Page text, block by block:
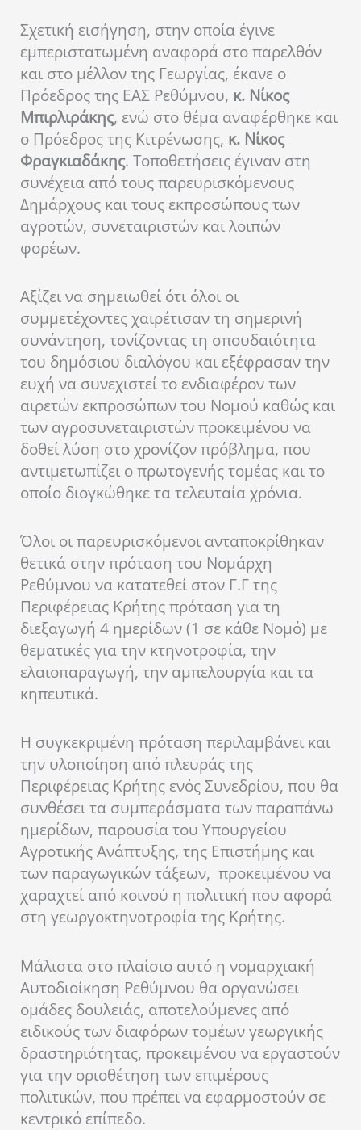
Σχετική εισήγηση, στην οποία έγινε
εμπεριστατωμένη αναφορά στο παρελθόν
και στο μέλλον της Γεωργίας, έκανε ο
Πρόεδρος της ΕΑΣ Ρεθύμνου, κ. Νίκος
Μπιρλιράκης, ενώ στο θέμα αναφέρθηκε και
ο Πρόεδρος της Κιτρένωσης, κ. Νίκος
Φραγκιαδάκης. Τοποθετήσεις έγιναν στη
συνέχεια από τους παρευρισκόμενους
Δημάρχους και τους εκπροσώπους των
αγροτών, συνεταιριστών και λοιπών
φορέων.
Αξίζει να σημειωθεί ότι όλοι οι
συμμετέχοντες χαιρέτισαν τη σημερινή
συνάντηση, τονίζοντας τη σπουδαιότητα
του δημόσιου διαλόγου και εξέφρασαν την
ευχή να συνεχιστεί το ενδιαφέρον των
αιρετών εκπροσώπων του Νομού καθώς και
των αγροσυνεταιριστών προκειμένου να
δοθεί λύση στο χρονίζον πρόβλημα, που
αντιμετωπίζει ο πρωτογενής τομέας και το
οποίο διογκώθηκε τα τελευταία χρόνια.
Όλοι οι παρευρισκόμενοι ανταποκρίθηκαν
θετικά στην πρόταση του Νομάρχη
Ρεθύμνου να κατατεθεί στον Γ.Γ της
Περιφέρειας Κρήτης πρόταση για τη
διεξαγωγή 4 ημερίδων (1 σε κάθε Νομό) με
θεματικές για την κτηνοτροφία, την
ελαιοπαραγωγή, την αμπελουργία και τα
κηπευτικά.
Η συγκεκριμένη πρόταση περιλαμβάνει και
την υλοποίηση από πλευράς της
Περιφέρειας Κρήτης ενός Συνεδρίου, που θα
συνθέσει τα συμπεράσματα των παραπάνω
ημερίδων, παρουσία του Υπουργείου
Αγροτικής Ανάπτυξης, της Επιστήμης και
των παραγωγικών τάξεων, προκειμένου να
χαραχτεί από κοινού η πολιτική που αφορά
στη γεωργοκτηνοτροφία της Κρήτης.
Μάλιστα στο πλαίσιο αυτό η νομαρχιακή
Αυτοδιοίκηση Ρεθύμνου θα οργανώσει
ομάδες δουλειάς, αποτελούμενες από
ειδικούς των διαφόρων τομέων γεωργικής
δραστηριότητας, προκειμένου να εργαστούν
για την οριοθέτηση των επιμέρους
πολιτικών, που πρέπει να εφαρμοστούν σε
κεντρικό επίπεδο.